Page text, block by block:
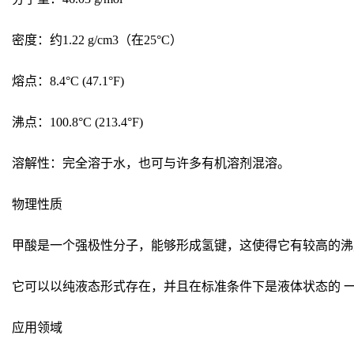
密度：约1.22 g/cm3（在25°C）
熔点：8.4°C (47.1°F)
沸点：100.8°C (213.4°F)
溶解性：完全溶于水，也可与许多有机溶剂混溶。
物理性质
甲酸是一个强极性分子，能够形成氢键，这使得它有较高的沸
它可以以纯液态形式存在，并且在标准条件下是液体状态的 一
应用领域